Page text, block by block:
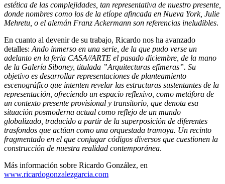
estética de las complejidades, tan representativa de nuestro presente,
donde nombres como los de la etíope afincada en Nueva York, Julie
Mehretu, o el alemán Franz Ackermann son referencias ineludibles.
En cuanto al devenir de su trabajo, Ricardo nos ha avanzado
detalles: Ando inmerso en una serie, de la que pudo verse un
adelanto en la feria CASA//ARTE el pasado diciembre, de la mano
de la Galería Siboney, titulada ”Arquitecturas efímeras”. Su
objetivo es desarrollar representaciones de planteamiento
escenográfico que intenten revelar las estructuras sustentantes de la
representación, ofreciendo un espacio reflexivo, como metáfora de
un contexto presente provisional y transitorio, que denota esa
situación posmoderna actual como reflejo de un mundo
globalizado, traducido a partir de la superposición de diferentes
trasfondos que actúan como una orquestada tramoya. Un recinto
fragmentado en el que conjugar códigos diversos que cuestionen la
construcción de nuestra realidad contemporánea.
Más información sobre Ricardo González, en
www.ricardogonzalezgarcia.com